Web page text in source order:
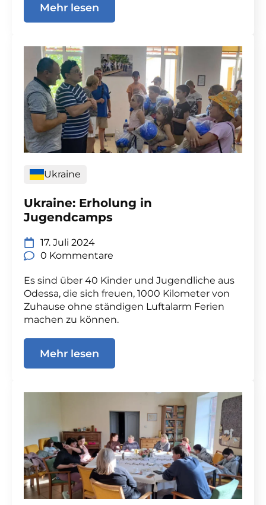
Mehr lesen
Ukraine
Ukraine: Erholung in
Jugendcamps
17. Juli 2024
0 Kommentare
Es sind über 40 Kinder und Jugendliche aus
Odessa, die sich freuen, 1000 Kilometer von
Zuhause ohne ständigen Luftalarm Ferien
machen zu können.
Mehr lesen